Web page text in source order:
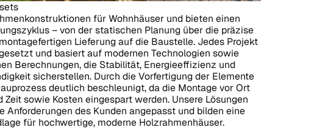
für Wohnhäuser und bieten einen
– von der statischen Planung über die präzise
Lieferung auf die Baustelle. Jedes Projekt
und basiert auf modernen Technologien sowie
Berechnungen, die Stabilität, Energieeffizienz und
sicherstellen. Durch die Vorfertigung der Elemente
deutlich beschleunigt, da die Montage vor Ort
sowie Kosten eingespart werden. Unsere Lösungen
Anforderungen des Kunden angepasst und bilden eine
für hochwertige, moderne Holzrahmenhäuser.